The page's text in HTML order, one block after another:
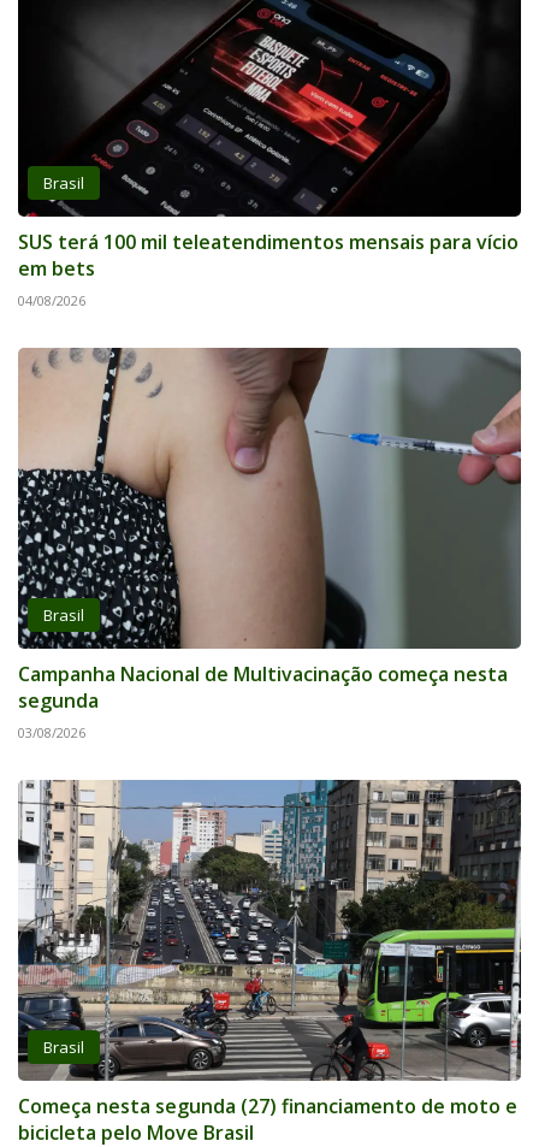
Brasil
SUS terá 100 mil teleatendimentos mensais para vício
em bets
04/08/2026
Brasil
Campanha Nacional de Multivacinação começa nesta
segunda
03/08/2026
Brasil
Começa nesta segunda (27) financiamento de moto e
bicicleta pelo Move Brasil